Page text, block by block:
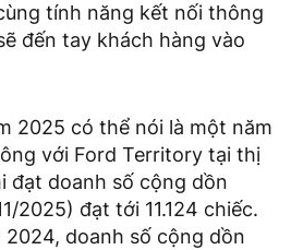
tính năng kết nối thông
đến tay khách hàng vào
2025 có thể nói là một năm
với Ford Territory tại thị
đạt doanh số cộng dồn
2025) đạt tới 11.124 chiếc.
2024, doanh số cộng dồn